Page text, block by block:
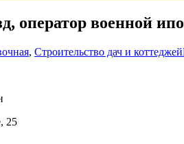
оператор военной
, Строительство дач и коттеджей
25